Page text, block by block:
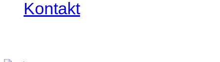
Kontakt